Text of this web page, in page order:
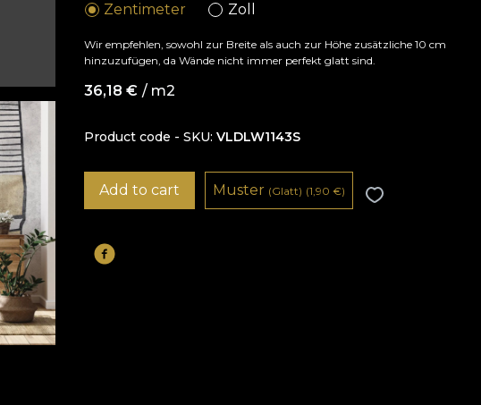
Zentimeter Zoll
Wir empfehlen, sowohl zur Breite als auch zur Höhe zusätzliche 10 cm
hinzuzufügen, da Wände nicht immer perfekt glatt sind.
36,18€ / m2
Product code - SKU VLDLW1143S
Add to cart Muster (Glatt) (1,90€)